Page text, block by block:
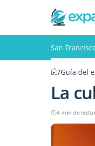
San
/Guía del
La
4 min de